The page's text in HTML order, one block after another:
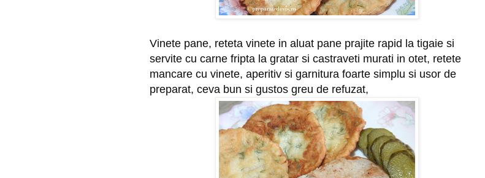
Vinete pane, reteta vinete in aluat pane prajite rapid la tigaie si
servite cu carne fripta la gratar si castraveti murati in otet, retete
mancare cu vinete, aperitiv si garnitura foarte simplu si usor de
preparat, ceva bun si gustos greu de refuzat,